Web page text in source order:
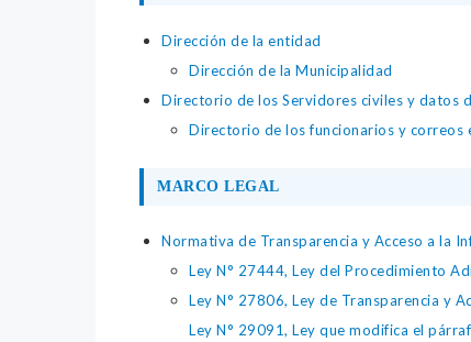
Dirección de la entidad
Dirección de la Municipalidad
Directorio de los Servidores civiles y datos
Directorio de los funcionarios y correos
MARCO LEGAL
Normativa de Transparencia y Acceso a la
Ley N° 27444, Ley del Procedimiento
Ley N° 27806, Ley de Transparencia y
Ley N° 29091, Ley que modifica el